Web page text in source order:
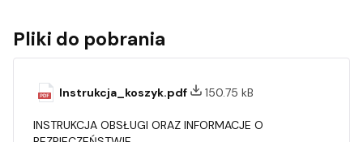
Pliki do pobrania
Instrukcja_koszyk.pdf 150.75 kB
INSTRUKCJA OBSŁUGI ORAZ INFORMACJE O